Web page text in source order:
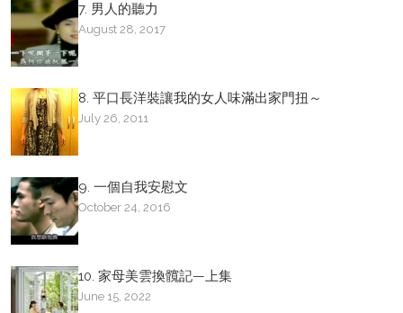
7. 男人的聽力
August 28, 2017
8. 平口長洋裝讓我的女人味滿出家門扭～
July 26, 2011
9. 一個自我安慰文
October 24, 2016
10. 家母美雲換髖記—上集
June 15, 2022